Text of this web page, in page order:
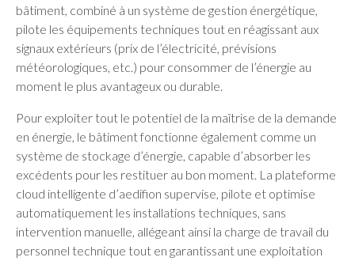
bâtiment, combiné à un système de gestion énergétique,
pilote les équipements techniques tout en réagissant aux
signaux extérieurs (prix de l’électricité, prévisions
météorologiques, etc.) pour consommer de l’énergie au
moment le plus avantageux ou durable.
Pour exploiter tout le potentiel de la maîtrise de la demande
en énergie, le bâtiment fonctionne également comme un
système de stockage d’énergie, capable d’absorber les
excédents pour les restituer au bon moment. La plateforme
cloud intelligente d’aedifion supervise, pilote et optimise
automatiquement les installations techniques, sans
intervention manuelle, allégeant ainsi la charge de travail du
personnel technique tout en garantissant une exploitation